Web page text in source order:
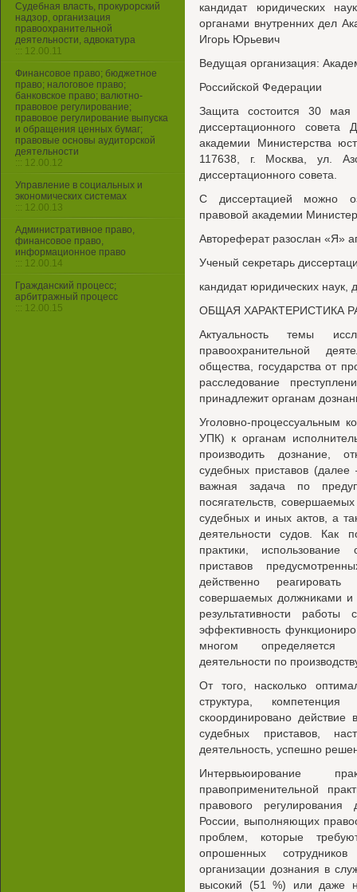
кандидат юридических
органами внутренних дел
Игорь Юрьевич
Ведущая организация:
Российской Федерации
Защита состоится 30
диссертационного
академии Министерства
117638, г. Москва, ул.
диссертационного совета.
С диссертацией можно
правовой академии
Автореферат разослан «Я»
Ученый секретарь
кандидат юридических
ОБЩАЯ ХАРАКТЕРИСТИКА
Актуальность темы
правоохранительной
общества, государства от
расследование
принадлежит органам
Уголовно-процессуальным
УПК) к органам
производить дознание,
судебных приставов
важная задача по
посягательств,
судебных и иных актов, а
деятельности судов. Как
практики,
приставов
действенно
совершаемых должниками
результативности
эффективность
многом определяется
деятельности по
От того, насколько
структура,
скоординировано
судебных приставов,
деятельность, успешно
Интервьюирование
правоприменительной
правового
России, выполняющих
проблем, которые
опрошенных
организации дознания в
высокий (51 %) или даже
Судебная власть, прокурорский
надзор, организация
правоохранительной
деятельности, адвокатура
::: 12.00.11
Финансовое право; бюджетное
право; налоговое право;
банковское право; валютно-
правовое регулирование;
правовое регулирование выпуска
и обращения ценных бумаг;
правовые основы аудиторской
деятельности
::: 12.00.12
Управление в социальных и
экономических системах
::: 12.00.13
Административное право,
финансовое право,
информационное право
::: 12.00.14
Гражданский процесс;
арбитражный процесс
::: 12.00.15